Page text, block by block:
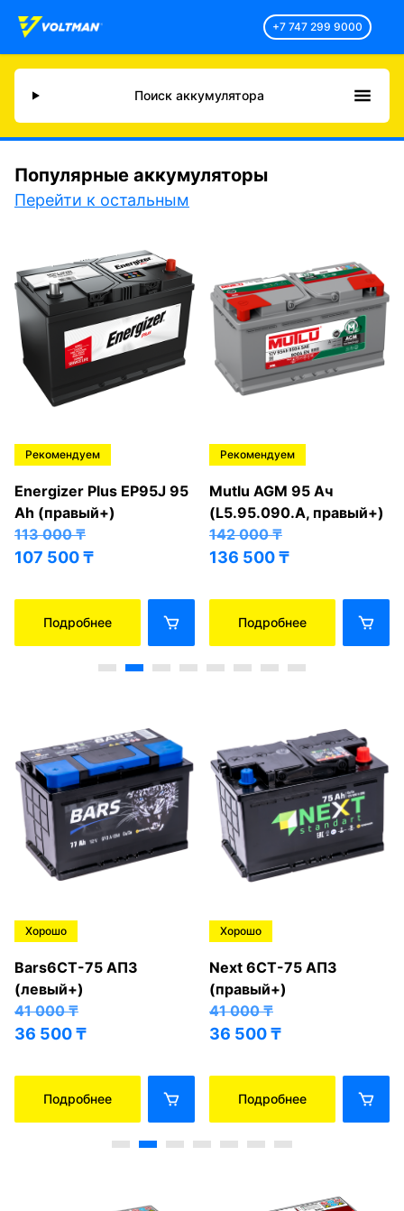
+7 747 299 9000
Поиск аккумулятора
Популярные аккумуляторы
Перейти к остальным
Рекомендуем
Energizer Plus EP95J 95
Ah (правый+)
113 000₸
107 500₸
Подробнее
Рекомендуем
Mutlu AGM 95 Ач
(L5.95.090.A, правый+)
142 000₸
136 500₸
Подробнее
Хорошо
Bars6СТ-75 АПЗ
(левый+)
41 000₸
36 500₸
Подробнее
Хорошо
Next 6СТ-75 АПЗ
(правый+)
41 000₸
36 500₸
Подробнее